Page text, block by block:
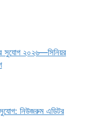
সুযোগ ২০২৬—সিনিয়র
সুযোগ: নিউজরুম এডিটর